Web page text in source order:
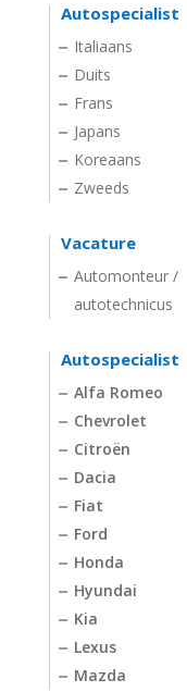
Autospecialist
Italiaans
Duits
Frans
Japans
Koreaans
Zweeds
Vacature
Automonteur /
autotechnicus
Autospecialist
Alfa Romeo
Chevrolet
Citroën
Dacia
Fiat
Ford
Honda
Hyundai
Kia
Lexus
Mazda